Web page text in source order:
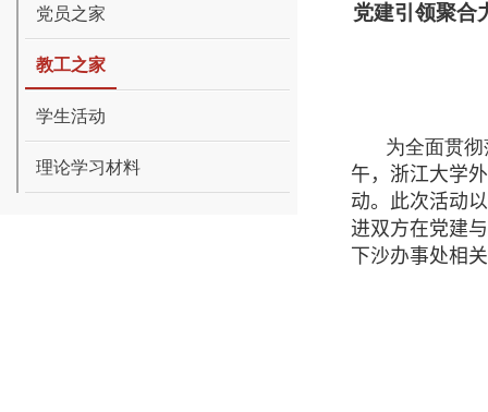
党员之家
教工之家
学生活动
理论学习材料
党建引领聚合
为全面贯
午，浙江大学
动。此次活动
进双方在党建
下沙办事处相